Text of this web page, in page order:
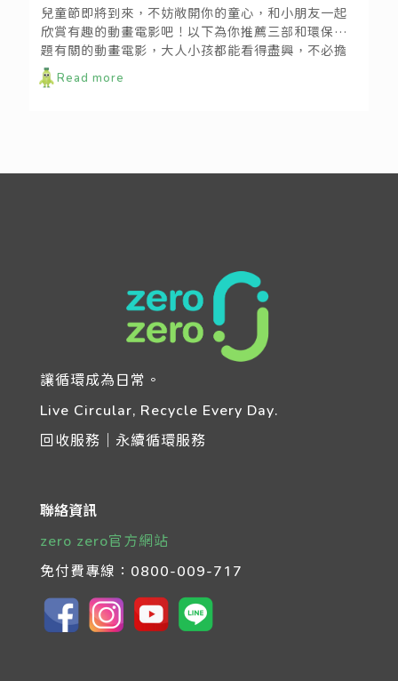
兒童節即將到來，不妨敞開你的童心，和小朋友一起
欣賞有趣的動畫電影吧！以下為你推薦三部和環保議
題有關的動畫電影，大人小孩都能看得盡興，不必擔
心太過嚴肅或晦澀，還能帶來更多的啟發與討論喔。
Read more
讓循環成為日常。
Live Circular, Recycle Every Day.
回收服務｜永續循環服務
聯絡資訊
zero zero官方網站
免付費專線： 0800-009-717